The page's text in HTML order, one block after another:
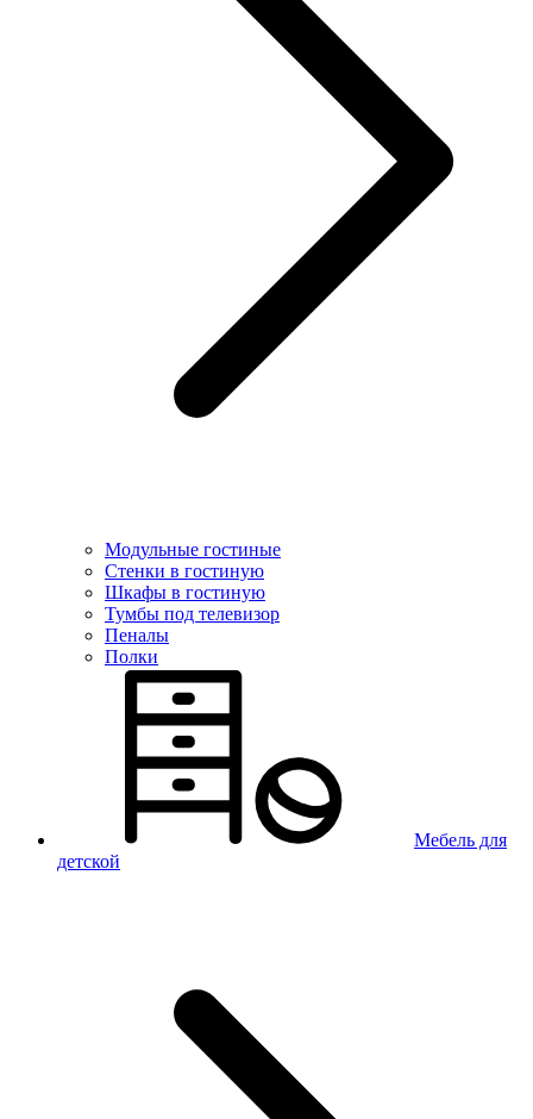
Модульные гостиные
Стенки в гостиную
Шкафы в гостиную
Тумбы под телевизор
Пеналы
Полки
Мебель для
детской